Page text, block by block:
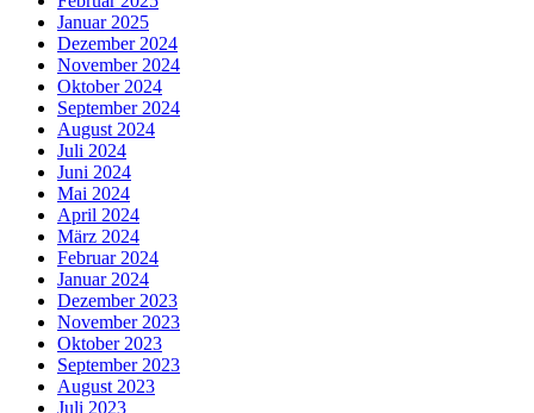
Januar 2025
Dezember 2024
November 2024
Oktober 2024
September 2024
August 2024
Juli 2024
Juni 2024
Mai 2024
April 2024
März 2024
Februar 2024
Januar 2024
Dezember 2023
November 2023
Oktober 2023
September 2023
August 2023
Juli 2023